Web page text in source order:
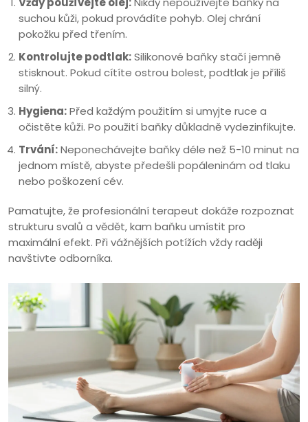
suchou kůži, pokud provádíte pohyb. Olej chrání
pokožku před třením.
Kontrolujte podtlak:Silikonové baňky stačí jemně
stisknout. Pokud cítíte ostrou bolest, podtlak je příliš
silný.
Hygiena:Před každým použitím si umyjte ruce a
očistěte kůži. Po použití baňky důkladně vydezinfikujte.
Trvání:Neponechávejte baňky déle než 5-10 minut na
jednom místě, abyste předešli popáleninám od tlaku
nebo poškození cév.
Pamatujte, že profesionální terapeut dokáže rozpoznat
strukturu svalů a vědět, kam baňku umístit pro
maximální efekt. Při vážnějších potížích vždy raději
navštivte odborníka.